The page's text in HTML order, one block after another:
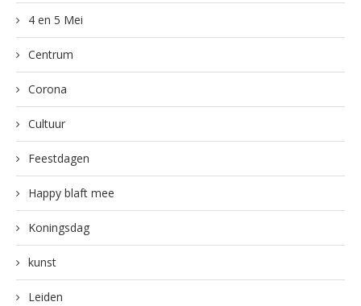
4 en 5 Mei
Centrum
Corona
Cultuur
Feestdagen
Happy blaft mee
Koningsdag
kunst
Leiden